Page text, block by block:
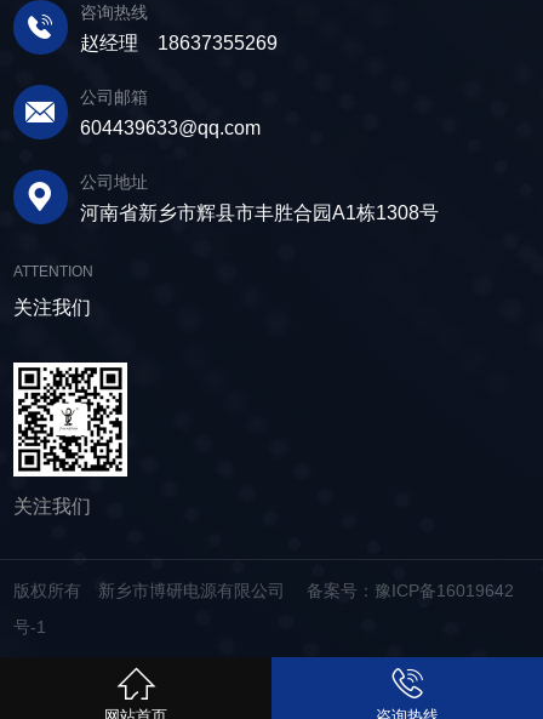
咨询热线
赵经理 18637355269
公司邮箱
604439633@qq.com
公司地址
河南省新乡市辉县市丰胜合园A1栋1308号
ATTENTION
关注我们
关注我们
版权所有 新乡市博研电源有限公司 备案号：豫ICP备16019642
号-1